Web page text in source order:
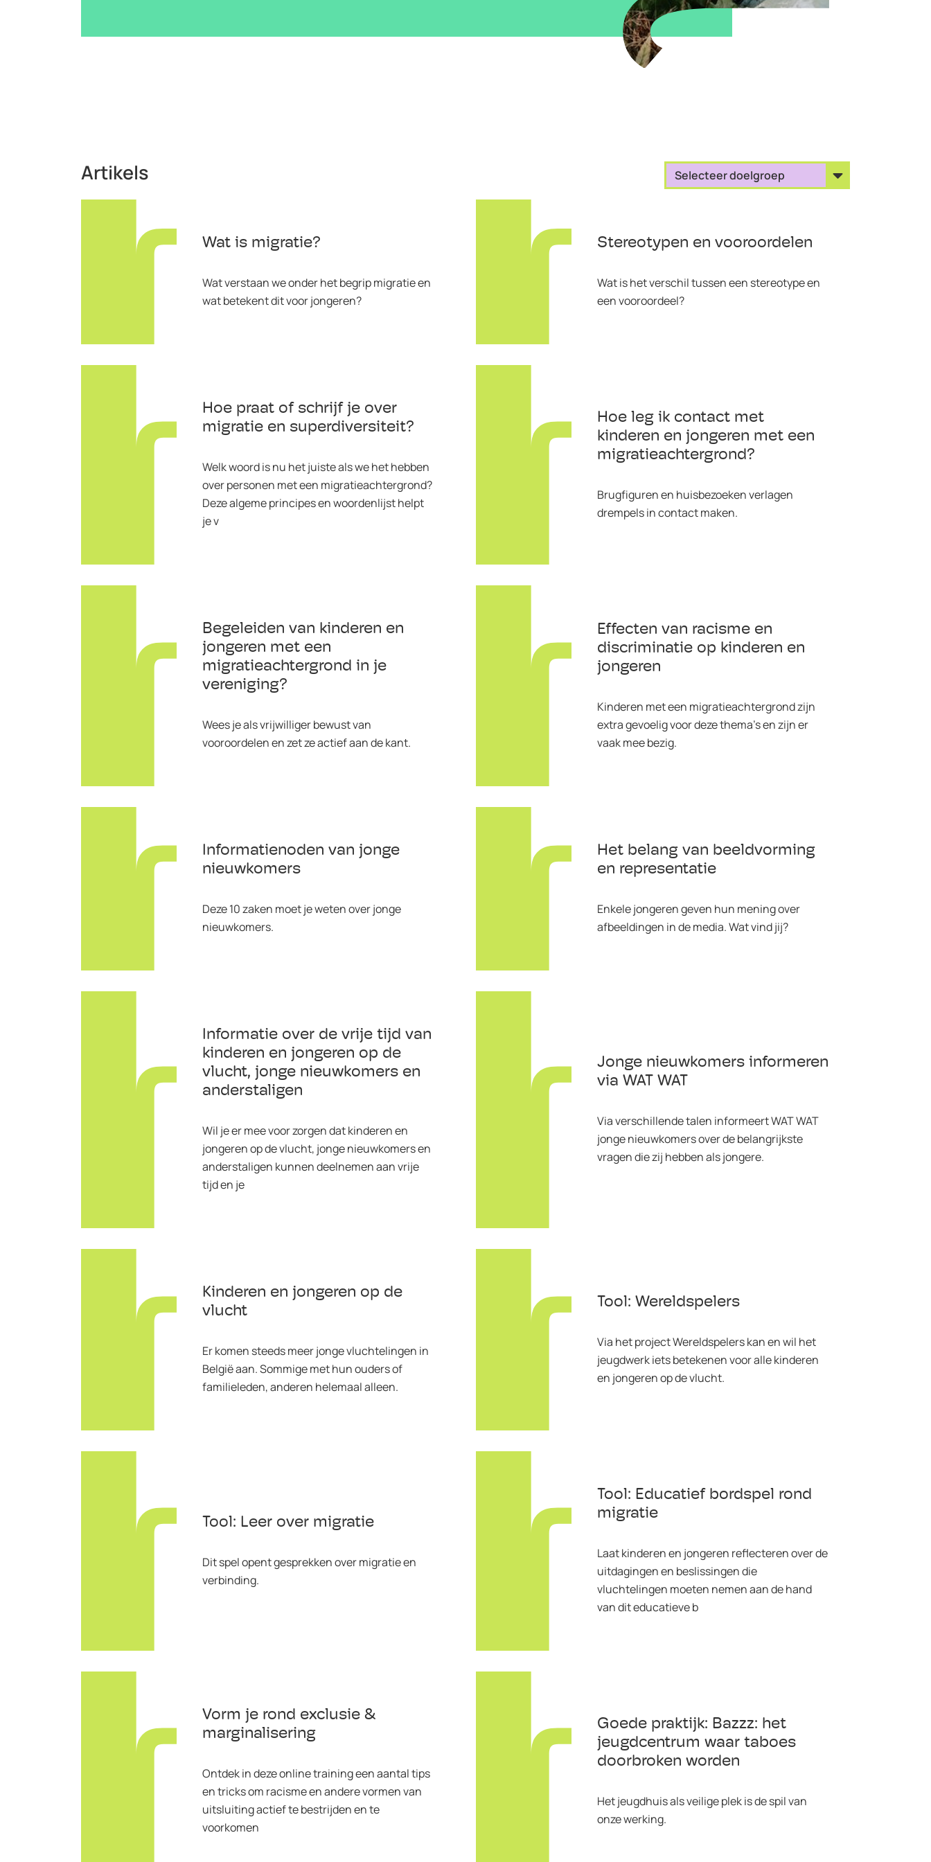
Artikels
Wat is migratie?
Wat verstaan we onder het begrip migratie en
wat betekent dit voor jongeren?
Stereotypen en vooroordelen
Wat is het verschil tussen een stereotype en
een vooroordeel?
Hoe praat of schrijf je over
migratie en superdiversiteit?
Welk woord is nu het juiste als we het hebben
over personen met een migratieachtergrond?
Deze algeme principes en woordenlijst helpt
je v
Hoe leg ik contact met
kinderen en jongeren met een
migratieachtergrond?
Brugfiguren en huisbezoeken verlagen
drempels in contact maken.
Begeleiden van kinderen en
jongeren met een
migratieachtergrond in je
vereniging?
Wees je als vrijwilliger bewust van
vooroordelen en zet ze actief aan de kant.
Effecten van racisme en
discriminatie op kinderen en
jongeren
Kinderen met een migratieachtergrond zijn
extra gevoelig voor deze thema’s en zijn er
vaak mee bezig.
Informatienoden van jonge
nieuwkomers
Deze 10 zaken moet je weten over jonge
nieuwkomers.
Het belang van beeldvorming
en representatie
Enkele jongeren geven hun mening over
afbeeldingen in de media. Wat vind jij?
Informatie over de vrije tijd van
kinderen en jongeren op de
vlucht, jonge nieuwkomers en
anderstaligen
Wil je er mee voor zorgen dat kinderen en
jongeren op de vlucht, jonge nieuwkomers en
anderstaligen kunnen deelnemen aan vrije
tijd en je
Jonge nieuwkomers informeren
via WAT WAT
Via verschillende talen informeert WAT WAT
jonge nieuwkomers over de belangrijkste
vragen die zij hebben als jongere.
Kinderen en jongeren op de
vlucht
Er komen steeds meer jonge vluchtelingen in
België aan. Sommige met hun ouders of
familieleden, anderen helemaal alleen.
Tool: Wereldspelers
Via het project Wereldspelers kan en wil het
jeugdwerk iets betekenen voor alle kinderen
en jongeren op de vlucht.
Tool: Leer over migratie
Dit spel opent gesprekken over migratie en
verbinding.
Tool: Educatief bordspel rond
migratie
Laat kinderen en jongeren reflecteren over de
uitdagingen en beslissingen die
vluchtelingen moeten nemen aan de hand
van dit educatieve b
Vorm je rond exclusie &
marginalisering
Ontdek in deze online training een aantal tips
en tricks om racisme en andere vormen van
uitsluiting actief te bestrijden en te
voorkomen
Goede praktijk: Bazzz: het
jeugdcentrum waar taboes
doorbroken worden
Het jeugdhuis als veilige plek is de spil van
onze werking.